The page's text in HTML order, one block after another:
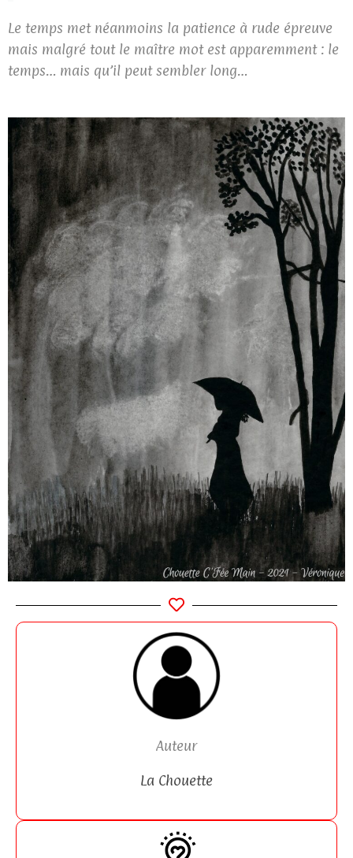
Le temps met néanmoins la patience à rude épreuve
mais malgré tout le maître mot est apparemment : le
temps… mais qu’il peut sembler long…
Auteur
La Chouette